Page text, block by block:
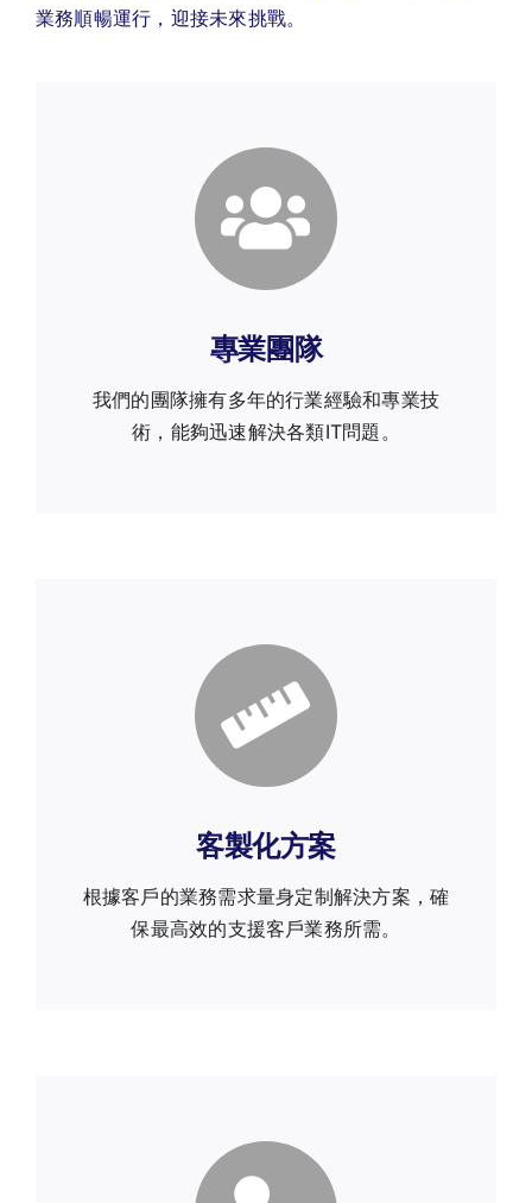
業務順暢運行，迎接未來挑戰。
專業團隊
我們的團隊擁有多年的行業經驗和專業技
術，能夠迅速解決各類IT問題。
客製化方案
根據客戶的業務需求量身定制解決方案，確
保最高效的支援客戶業務所需。